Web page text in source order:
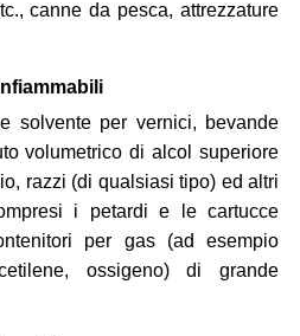
canne da pesca, attrezzature
solvente per vernici, bevande
volumetrico di alcol superiore
razzi (di qualsiasi tipo) ed altri
i petardi e le cartucce
per gas (ad esempio
ossigeno) di grande